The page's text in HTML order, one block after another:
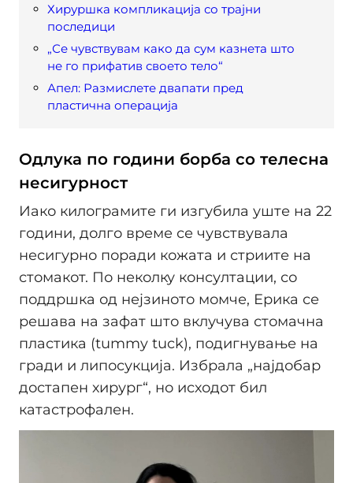
Хируршка компликација со трајни
последици
„Се чувствувам како да сум казнета што
не го прифатив своето тело“
Апел: Размислете двапати пред
пластична операција
Одлука по години борба со телесна
несигурност
Иако килограмите ги изгубила уште на 22
години, долго време се чувствувала
несигурно поради кожата и стриите на
стомакот. По неколку консултации, со
поддршка од нејзиното момче, Ерика се
решава на зафат што вклучува стомачна
пластика (tummy tuck), подигнување на
гради и липосукција. Избрала „најдобар
достапен хирург“, но исходот бил
катастрофален.